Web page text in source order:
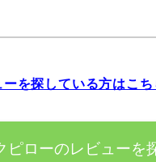
を探している方はこち
ピローのレビューを